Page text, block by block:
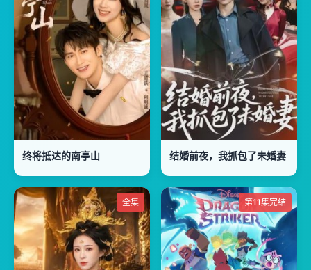
终将抵达的南亭山 结婚前夜，我抓包了未婚妻
全集 第11集完结